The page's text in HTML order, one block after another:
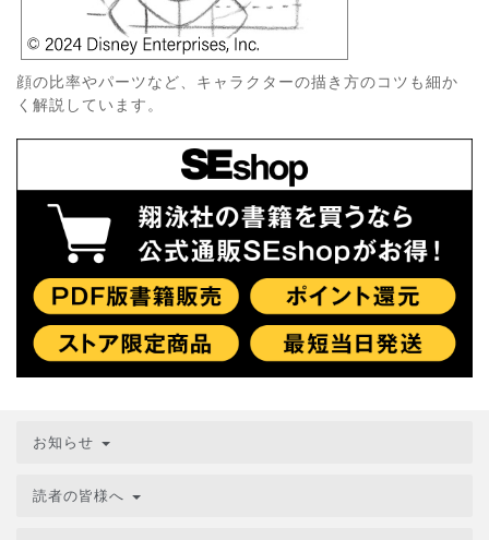
顔の比率やパーツなど、キャラクターの描き方のコツも細か
く解説しています。
お知らせ
読者の皆様へ